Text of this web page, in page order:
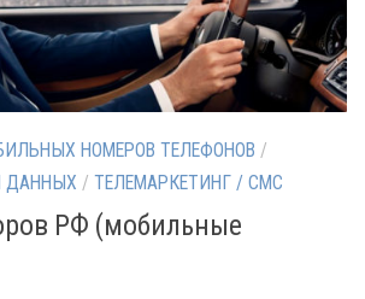
НОМЕРОВ ТЕЛЕФОНОВ /
ДАННЫХ / ТЕЛЕМАРКЕТИНГ / СМС
РФ (мобильные